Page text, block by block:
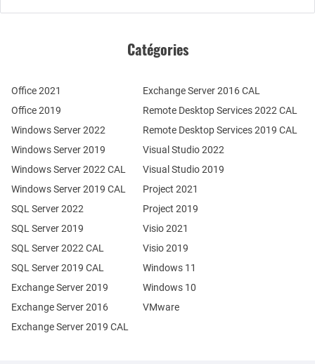
Catégories
Office 2021
Office 2019
Windows Server 2022
Windows Server 2019
Exchange Server 2019
Exchange Server 2016
SQL Server 2022
SQL Server 2019
Windows Server 2022 CAL
Windows Server 2019 CAL
SQL Server 2022 CAL
SQL Server 2019 CAL
Remote Desktop Services 2022 CAL
Remote Desktop Services 2019 CAL
Exchange Server 2019 CAL
Exchange Server 2016 CAL
Visual Studio 2022
Visual Studio 2019
Project 2021
Project 2019
Visio 2021
Visio 2019
Windows 11
Windows 10
VMware